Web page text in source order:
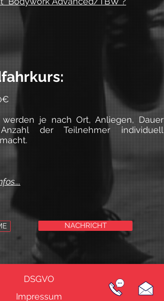
werden je nach Ort, Anliegen, Dauer
der Teilnehmer individuell
NACHRICHT
DSGVO
Impressum